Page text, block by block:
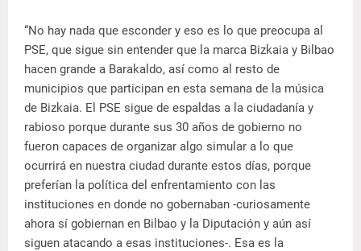
“No hay nada que esconder y eso es lo que preocupa al
PSE, que sigue sin entender que la marca Bizkaia y Bilbao
hacen grande a Barakaldo, así como al resto de
municipios que participan en esta semana de la música
de Bizkaia. El PSE sigue de espaldas a la ciudadanía y
rabioso porque durante sus 30 años de gobierno no
fueron capaces de organizar algo simular a lo que
ocurrirá en nuestra ciudad durante estos días, porque
preferían la política del enfrentamiento con las
instituciones en donde no gobernaban -curiosamente
ahora sí gobiernan en Bilbao y la Diputación y aún así
siguen atacando a esas instituciones-. Esa es la